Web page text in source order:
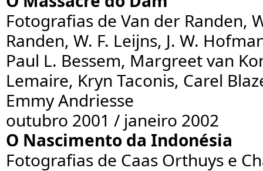
Fotografias de Van der Randen,
Randen, W. F. Leijns, J. W.
Paul L. Bessem, Margreet van
Lemaire, Kryn Taconis, Carel
Emmy Andriesse
outubro 2001 / janeiro 2002
O Nascimento da Indonésia
Fotografias de Caas Orthuys e